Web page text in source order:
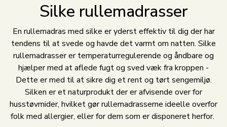
Silke rullemadrasser
En rullemadras med silke er yderst effektiv til dig der har
tendens til at svede og havde det varmt om natten. Silke
rullemadrasser er temperaturregulerende og åndbare og
hjælper med at aflede fugt og sved væk fra kroppen -
Dette er med til at sikre dig et rent og tørt sengemiljø.
Silken er et naturprodukt der er afvisende over for
husstøvmider, hvilket gør rullemadrasserne ideelle overfor
folk med allergier, eller for dem som er disponeret herfor.